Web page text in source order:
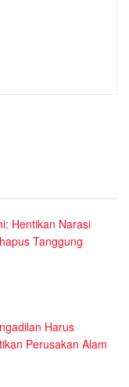
Hentikan Narasi
Tanggung
Harus
Perusakan Alam